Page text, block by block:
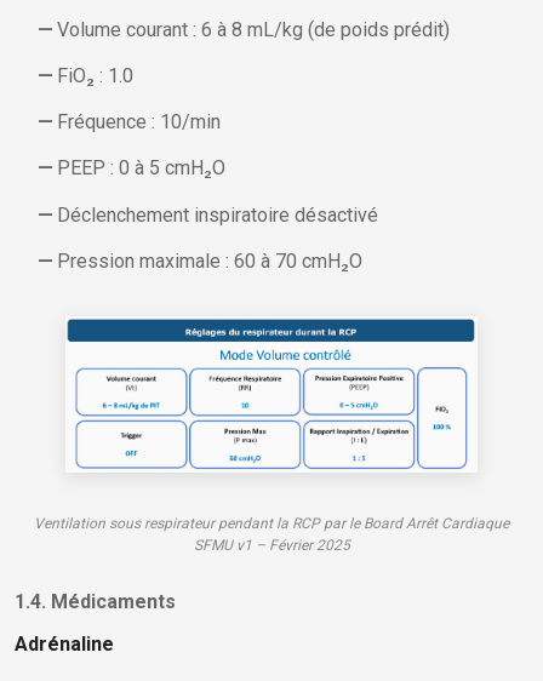
Volume courant : 6 à 8 mL/kg (de poids prédit)
FiO₂ : 1.0
Fréquence : 10/min
PEEP : 0 à 5 cmH₂O
Déclenchement inspiratoire désactivé
Pression maximale : 60 à 70 cmH₂O
Ventilation sous respirateur pendant la RCP par le Board Arrêt Cardiaque
SFMU v1 – Février 2025
1.4. Médicaments
Adrénaline